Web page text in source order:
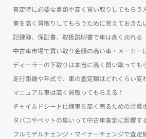
査定時に必要な書類や高く買い取りしてもらう
車を高く買取りしてもらうために覚えておきた
記録簿、保証書、取扱説明書で車は高く売れる
中古車市場で買い取り金額の高い車・メーカー
ディーラーの下取りは本当に高く買い取っても
走行距離や年式で、車の査定額はどれくらい変
マニュアル車は高く買取ってもらえる！
チャイルドシート仕様車を高く売るための注意
タバコやペットの臭いって中古車査定に影響す
フルモデルチェンジ・マイナーチェンジで査定